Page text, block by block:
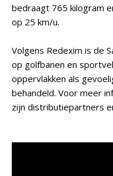
bedraagt 765 kilogram
op 25 km/u.
Volgens Redexim is de
op golfbanen en
oppervlakken als
behandeld. Voor meer
zijn distributiepartners